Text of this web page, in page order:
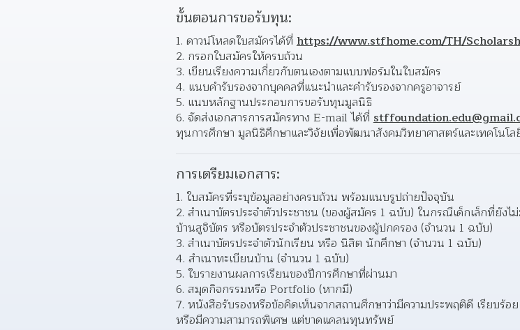
ขั้นตอนการขอรับทุน:
ดาวน์โหลดใบสมัครได้ที่ https://www.stfhome.com/TH/
กรอกใบสมัครให้ครบถ้วน
เขียนเรียงความเกี่ยวกับตนเองตามแบบฟอร์มในใบสมัคร
แนบคำรับรองจากบุคคลที่แนะนำและคำรับรองจากครูอาจารย์
แนบหลักฐานประกอบการขอรับทุนมูลนิธิ
จัดส่งเอกสารการสมัครทาง E-mail ได้ที่
ทุนการศึกษา มูลนิธิศึกษาและวิจัยเพื่อพัฒนาสังคมวิทยาศาสตร์และเทคโนโล
การเตรียมเอกสาร:
ใบสมัครที่ระบุข้อมูลอย่างครบถ้วน พร้อมแนบรูปถ่ายปัจจุบัน
สำเนาบัตรประจำตัวประชาชน (ของผู้สมัคร 1 ฉบับ) ในกรณีเด็กเล็กที่ยังไ
บ้านสูจิบัตร หรือบัตรประจำตัวประชาชนของผู้ปกครอง (จำนวน 1 ฉบับ)
สำเนาบัตรประจำตัวนักเรียน หรือ นิสิต นักศึกษา (จำนวน 1 ฉบับ)
สำเนาทะเบียนบ้าน (จำนวน 1 ฉบับ)
ใบรายงานผลการเรียนของปีการศึกษาที่ผ่านมา
สมุดกิจกรรมหรือ Portfolio (หากมี)
หนังสือรับรองหรือข้อคิดเห็นจากสถานศึกษาว่ามีความประพฤติดี เรียบร้อย
หรือมีความสามารถพิเศษ แต่ขาดแคลนทุนทรัพย์